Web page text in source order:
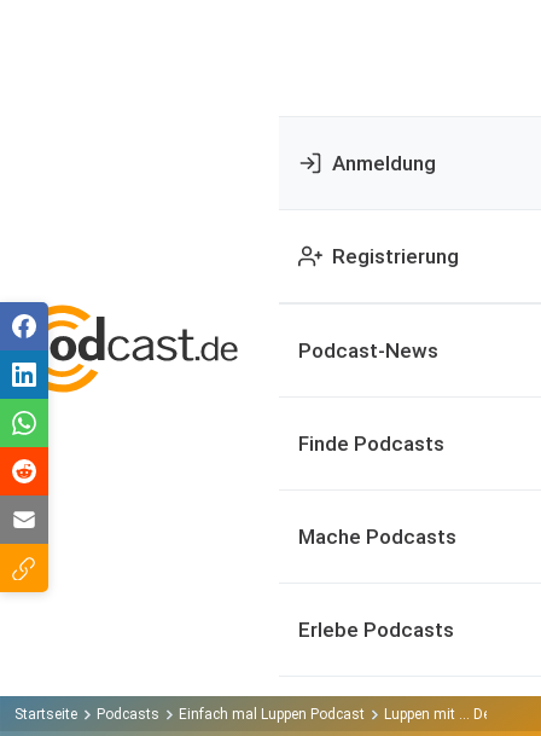
Anmeldung
Registrierung
Podcast-News
Finde Podcasts
Mache Podcasts
Erlebe Podcasts
Startseite Podcasts Einfach mal Luppen Podcast Luppen mit ... Dennis